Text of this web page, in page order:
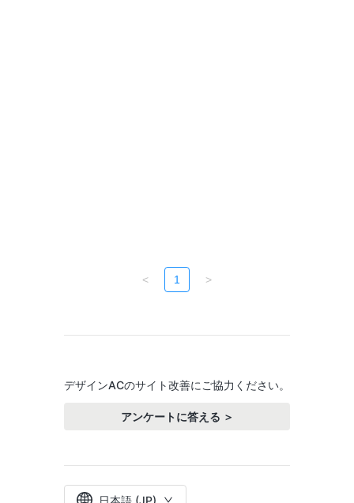
< 1 >
デザインACのサイト改善にご協力ください。
アンケートに答える ＞